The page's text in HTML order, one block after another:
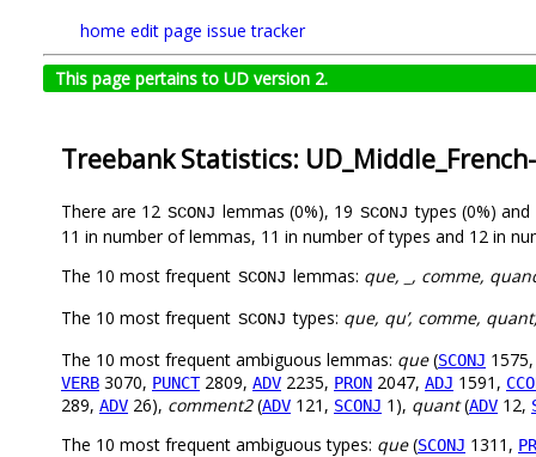
home edit page issue tracker
This page pertains to UD version 2.
Treebank Statistics: UD_Middle_French-
There are 12 SCONJ lemmas (0%), 19 SCONJ types (0%)
11 in number of lemmas, 11 in number of types and 12 in
The 10 most frequent SCONJ lemmas: que, _, comme,
The 10 most frequent SCONJ types: que, qu’, comme,
The 10 most frequent ambiguous lemmas: que(SCONJ
VERB 3070, PUNCT2809, ADV 2235, PRON 2047, ADJ 1591,
289, ADV 26), comment2(ADV 121, SCONJ 1), quant(ADV 12,
The 10 most frequent ambiguous types: que(SCONJ 1311,